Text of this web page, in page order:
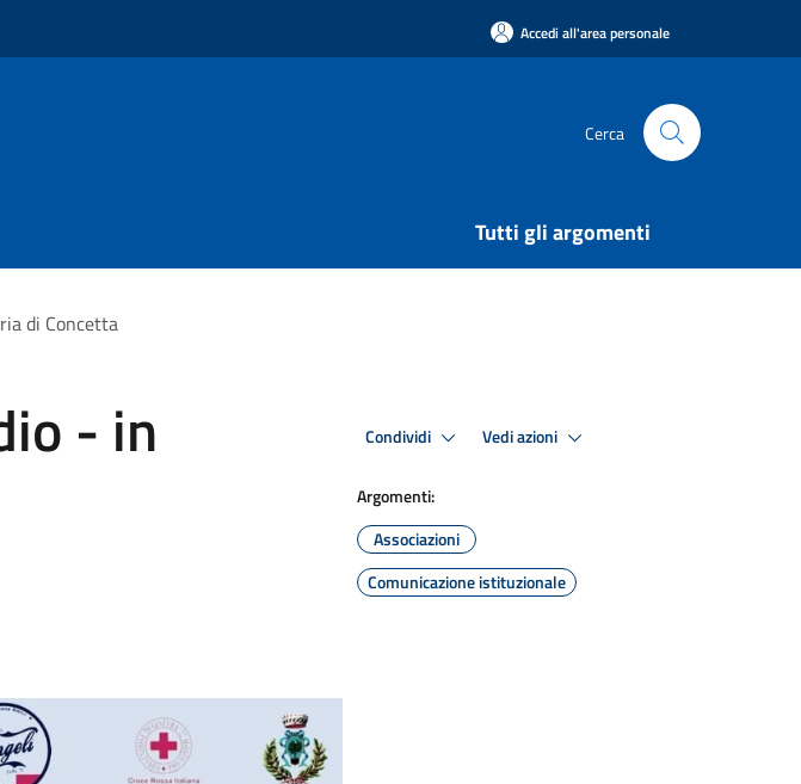
Accedi all'area personale
Cerca
Tutti gli argomenti
di Concetta
- in Condividi Vedi azioni
Argomenti:
Associazioni
Comunicazione istituzionale